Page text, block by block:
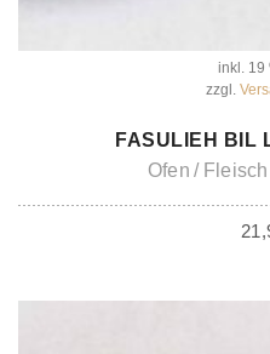
inkl. 19
zzgl.
IN DEN
FASULIEH BIL
Ofen
Fleisch